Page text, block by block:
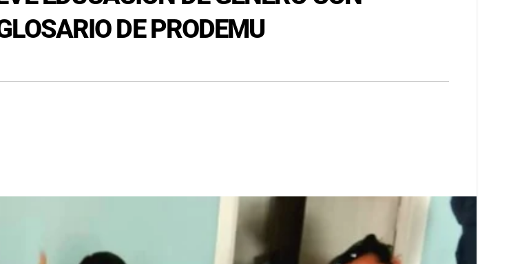
DE PRODEMU